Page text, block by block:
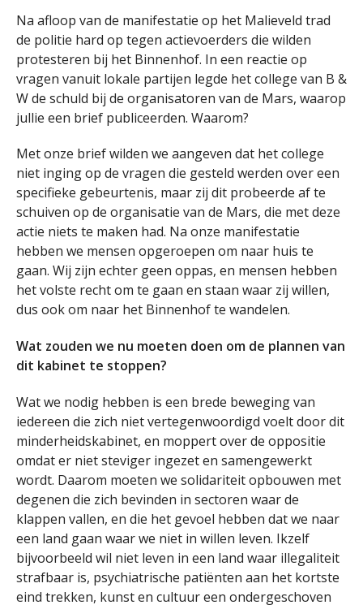
Na afloop van de manifestatie op het Malieveld trad
de politie hard op tegen actievoerders die wilden
protesteren bij het Binnenhof. In een reactie op
vragen vanuit lokale partijen legde het college van B &
W de schuld bij de organisatoren van de Mars, waarop
jullie een brief publiceerden. Waarom?
Met onze brief wilden we aangeven dat het college
niet inging op de vragen die gesteld werden over een
specifieke gebeurtenis, maar zij dit probeerde af te
schuiven op de organisatie van de Mars, die met deze
actie niets te maken had. Na onze manifestatie
hebben we mensen opgeroepen om naar huis te
gaan. Wij zijn echter geen oppas, en mensen hebben
het volste recht om te gaan en staan waar zij willen,
dus ook om naar het Binnenhof te wandelen.
Wat zouden we nu moeten doen om de plannen van
dit kabinet te stoppen?
Wat we nodig hebben is een brede beweging van
iedereen die zich niet vertegenwoordigd voelt door dit
minderheidskabinet, en moppert over de oppositie
omdat er niet steviger ingezet en samengewerkt
wordt. Daarom moeten we solidariteit opbouwen met
degenen die zich bevinden in sectoren waar de
klappen vallen, en die het gevoel hebben dat we naar
een land gaan waar we niet in willen leven. Ikzelf
bijvoorbeeld wil niet leven in een land waar illegaliteit
strafbaar is, psychiatrische patiënten aan het kortste
eind trekken, kunst en cultuur een ondergeschoven